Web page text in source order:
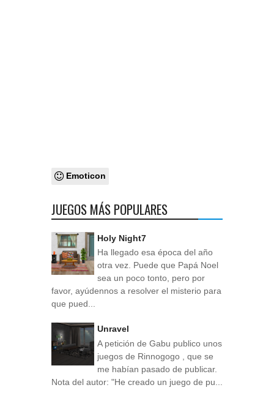
Emoticon
JUEGOS MÁS POPULARES
Holy Night7
Ha llegado esa época del año
otra vez. Puede que Papá Noel
sea un poco tonto, pero por
favor, ayúdennos a resolver el misterio para
que pued...
Unravel
A petición de Gabu publico unos
juegos de Rinnogogo , que se
me habían pasado de publicar.
Nota del autor: "He creado un juego de pu...